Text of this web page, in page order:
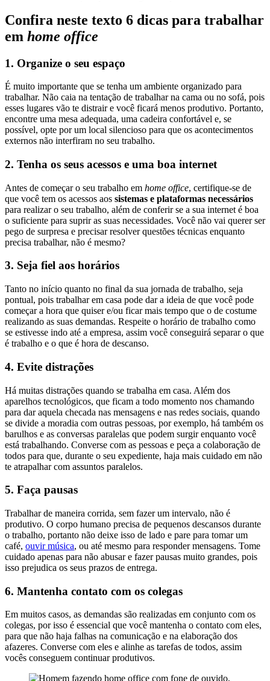
Confira neste texto 6 dicas para trabalhar
em home office
1. Organize o seu espaço
É muito importante que se tenha um ambiente organizado para
trabalhar. Não caia na tentação de trabalhar na cama ou no sofá, pois
esses lugares vão te distrair e você ficará menos produtivo. Portanto,
encontre uma mesa adequada, uma cadeira confortável e, se
possível, opte por um local silencioso para que os acontecimentos
externos não interfiram no seu trabalho.
2. Tenha os seus acessos e uma boa internet
Antes de começar o seu trabalho em home office, certifique-se de
que você tem os acessos aos sistemas e plataformas necessários
para realizar o seu trabalho, além de conferir se a sua internet é boa
o suficiente para suprir as suas necessidades. Você não vai querer ser
pego de surpresa e precisar resolver questões técnicas enquanto
precisa trabalhar, não é mesmo?
3. Seja fiel aos horários
Tanto no início quanto no final da sua jornada de trabalho, seja
pontual, pois trabalhar em casa pode dar a ideia de que você pode
começar a hora que quiser e/ou ficar mais tempo que o de costume
realizando as suas demandas. Respeite o horário de trabalho como
se estivesse indo até a empresa, assim você conseguirá separar o que
é trabalho e o que é hora de descanso.
4. Evite distrações
Há muitas distrações quando se trabalha em casa. Além dos
aparelhos tecnológicos, que ficam a todo momento nos chamando
para dar aquela checada nas mensagens e nas redes sociais, quando
se divide a moradia com outras pessoas, por exemplo, há também os
barulhos e as conversas paralelas que podem surgir enquanto você
está trabalhando. Converse com as pessoas e peça a colaboração de
todos para que, durante o seu expediente, haja mais cuidado em não
te atrapalhar com assuntos paralelos.
5. Faça pausas
Trabalhar de maneira corrida, sem fazer um intervalo, não é
produtivo. O corpo humano precisa de pequenos descansos durante
o trabalho, portanto não deixe isso de lado e pare para tomar um
café, ouvir música, ou até mesmo para responder mensagens. Tome
cuidado apenas para não abusar e fazer pausas muito grandes, pois
isso prejudica os seus prazos de entrega.
6. Mantenha contato com os colegas
Em muitos casos, as demandas são realizadas em conjunto com os
colegas, por isso é essencial que você mantenha o contato com eles,
para que não haja falhas na comunicação e na elaboração dos
afazeres. Converse com eles e alinhe as tarefas de todos, assim
vocês conseguem continuar produtivos.